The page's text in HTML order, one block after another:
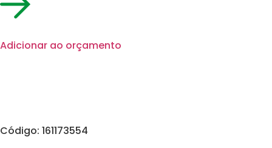
Adicionar ao orçamento
Código: 161173554